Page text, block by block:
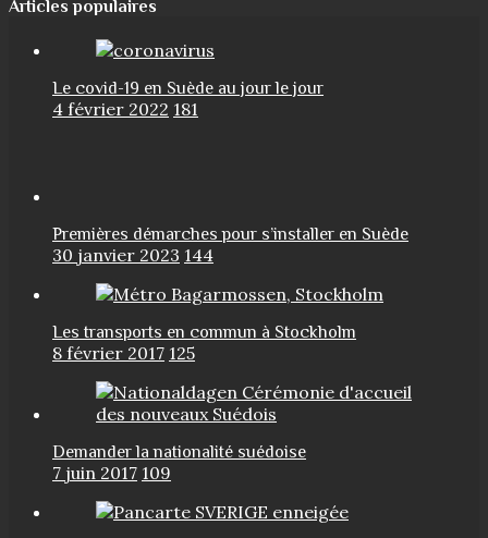
Articles populaires
Le covid-19 en Suède au jour le jour
4 février 2022 181
Premières démarches pour s’installer en Suède
30 janvier 2023 144
Les transports en commun à Stockholm
8 février 2017 125
Demander la nationalité suédoise
7 juin 2017 109